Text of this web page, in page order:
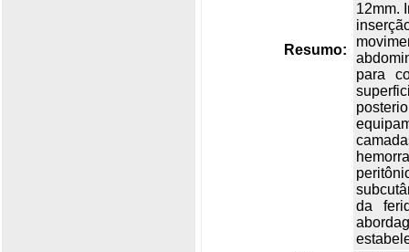
Resumo:
12mm.
para
da